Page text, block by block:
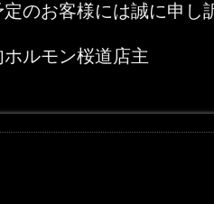
定のお客様には誠に申
ルモン桜道店主